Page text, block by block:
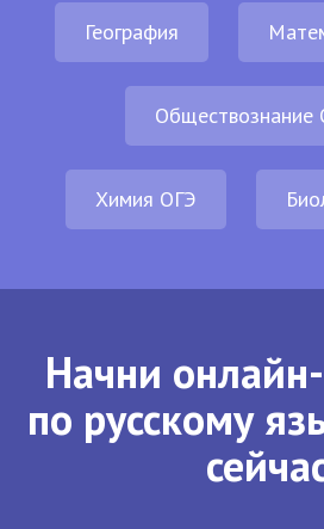
География
Обществознание
Химия ОГЭ
Начни
по русскому